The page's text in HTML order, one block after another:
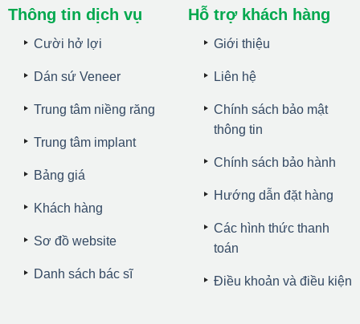
Thông tin dịch vụ
Cười hở lợi
Dán sứ Veneer
Trung tâm niềng răng
Trung tâm implant
Bảng giá
Khách hàng
Sơ đồ website
Danh sách bác sĩ
Hỗ trợ khách hàng
Giới thiệu
Liên hệ
Chính sách bảo mật
thông tin
Chính sách bảo hành
Hướng dẫn đặt hàng
Các hình thức thanh
toán
Điều khoản và điều kiện